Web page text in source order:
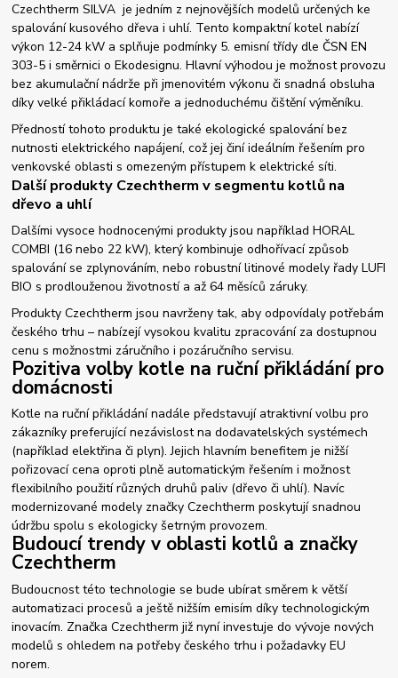
Czechtherm SILVA je jedním z nejnovějších modelů určených ke
spalování kusového dřeva i uhlí. Tento kompaktní kotel nabízí
výkon 12-24 kW a splňuje podmínky 5. emisní třídy dle ČSN EN
303-5 i směrnici o Ekodesignu. Hlavní výhodou je možnost provozu
bez akumulační nádrže při jmenovitém výkonu či snadná obsluha
díky velké přikládací komoře a jednoduchému čištění výměníku.
Předností tohoto produktu je také ekologické spalování bez
nutnosti elektrického napájení, což jej činí ideálním řešením pro
venkovské oblasti s omezeným přístupem k elektrické síti.
Další produkty Czechtherm v segmentu kotlů na
dřevo a uhlí
Dalšími vysoce hodnocenými produkty jsou například HORAL
COMBI (16 nebo 22 kW), který kombinuje odhořívací způsob
spalování se zplynováním, nebo robustní litinové modely řady LUFI
BIO s prodlouženou životností a až 64 měsíců záruky.
Produkty Czechtherm jsou navrženy tak, aby odpovídaly potřebám
českého trhu – nabízejí vysokou kvalitu zpracování za dostupnou
cenu s možnostmi záručního i pozáručního servisu.
Pozitiva volby kotle na ruční přikládání pro
domácnosti
Kotle na ruční přikládání nadále představují atraktivní volbu pro
zákazníky preferující nezávislost na dodavatelských systémech
(například elektřina či plyn). Jejich hlavním benefitem je nižší
pořizovací cena oproti plně automatickým řešením i možnost
flexibilního použití různých druhů paliv (dřevo či uhlí). Navíc
modernizované modely značky Czechtherm poskytují snadnou
údržbu spolu s ekologicky šetrným provozem.
Budoucí trendy v oblasti kotlů a značky
Czechtherm
Budoucnost této technologie se bude ubírat směrem k větší
automatizaci procesů a ještě nižším emisím díky technologickým
inovacím. Značka Czechtherm již nyní investuje do vývoje nových
modelů s ohledem na potřeby českého trhu i požadavky EU
norem.